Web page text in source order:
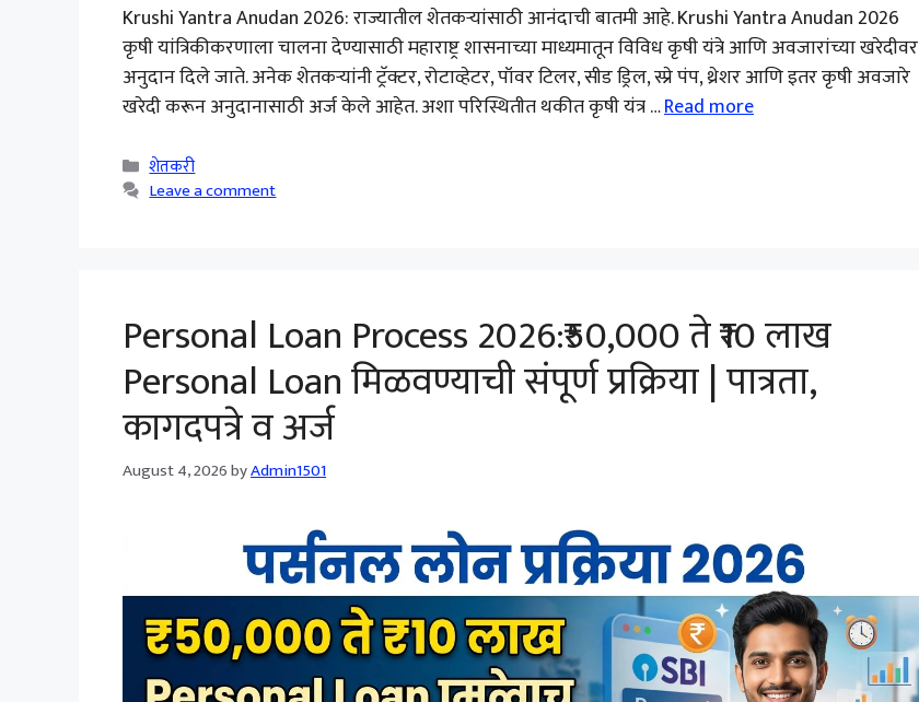
Krushi Yantra Anudan 2026: राज्यातील शेतकऱ्यांसाठी आनंदाची बातमी आहे. Krushi Yantra Anudan 2026
कृषी यांत्रिकीकरणाला चालना देण्यासाठी महाराष्ट्र शासनाच्या माध्यमातून विविध कृषी यंत्रे आणि अवजारांच्या खरेदीवर
अनुदान दिले जाते. अनेक शेतकऱ्यांनी ट्रॅक्टर, रोटाव्हेटर, पॉवर टिलर, सीड ड्रिल, स्प्रे पंप, थ्रेशर आणि इतर कृषी अवजारे
खरेदी करून अनुदानासाठी अर्ज केले आहेत. अशा परिस्थितीत थकीत कृषी यंत्र …Read more
Categories
शेतकरी
Leave a comment
Personal Loan Process 2026:₹50,000 ते ₹10 लाख
Personal Loan मिळवण्याची संपूर्ण प्रक्रिया | पात्रता,
कागदपत्रे व अर्ज
August 4, 2026byAdmin1501